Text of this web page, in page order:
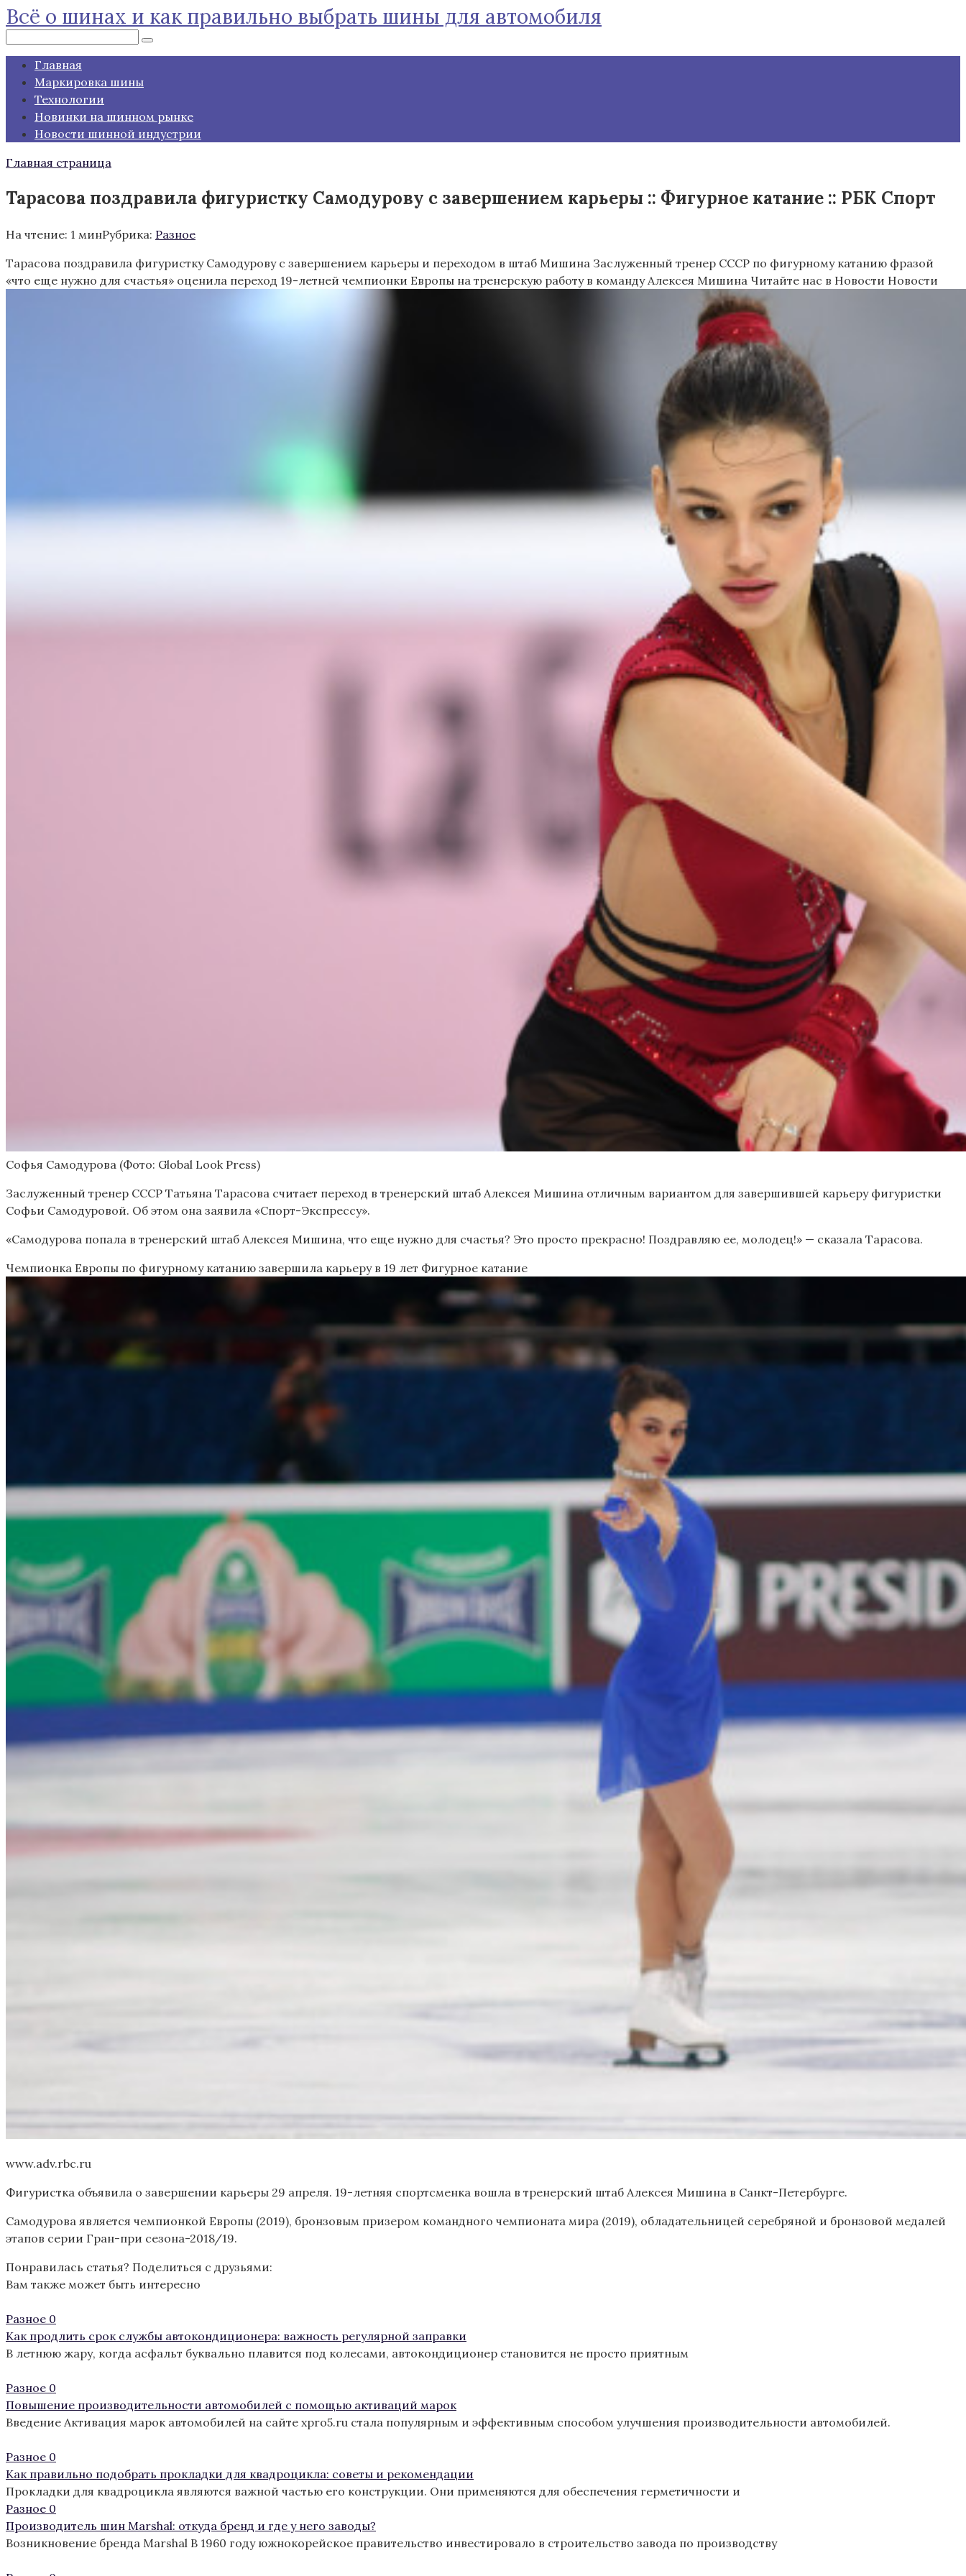
Перейти
к
контенту
Всё о шинах и как правильно выбрать шины для автомобиля
Главная
Маркировка шины
Технологии
Новинки на шинном рынке
Новости шинной индустрии
Главная страница
Тарасова поздравила фигуристку Самодурову с завершением карьеры :: Фигурное катание :: РБК Спорт
На чтение: 1 минРубрика: Разное
Тарасова поздравила фигуристку Самодурову с завершением карьеры и переходом в штаб Мишина Заслуженный тренер СССР по фигурному катанию фразой
«что еще нужно для счастья» оценила переход 19-летней чемпионки Европы на тренерскую работу в команду Алексея Мишина Читайте нас в Новости Новости
Софья Самодурова (Фото: Global Look Press)
Заслуженный тренер СССР Татьяна Тарасова считает переход в тренерский штаб Алексея Мишина отличным вариантом для завершившей карьеру фигуристки
Софьи Самодуровой. Об этом она заявила «Спорт-Экспрессу».
«Самодурова попала в тренерский штаб Алексея Мишина, что еще нужно для счастья? Это просто прекрасно! Поздравляю ее, молодец!» — сказала Тарасова.
Чемпионка Европы по фигурному катанию завершила карьеру в 19 лет Фигурное катание
www.adv.rbc.ru
Фигуристка объявила о завершении карьеры 29 апреля. 19-летняя спортсменка вошла в тренерский штаб Алексея Мишина в Санкт-Петербурге.
Самодурова является чемпионкой Европы (2019), бронзовым призером командного чемпионата мира (2019), обладательницей серебряной и бронзовой медалей
этапов серии Гран-при сезона-2018/19.
Понравилась статья? Поделиться с друзьями:
Вам также может быть интересно
Разное 0
Как продлить срок службы автокондиционера: важность регулярной заправки
В летнюю жару, когда асфальт буквально плавится под колесами, автокондиционер становится не просто приятным
Разное 0
Повышение производительности автомобилей с помощью активаций марок
Введение Активация марок автомобилей на сайте xpro5.ru стала популярным и эффективным способом улучшения производительности автомобилей.
Разное 0
Как правильно подобрать прокладки для квадроцикла: советы и рекомендации
Прокладки для квадроцикла являются важной частью его конструкции. Они применяются для обеспечения герметичности и
Разное 0
Производитель шин Marshal: откуда бренд и где у него заводы?
Возникновение бренда Marshal В 1960 году южнокорейское правительство инвестировало в строительство завода по производству